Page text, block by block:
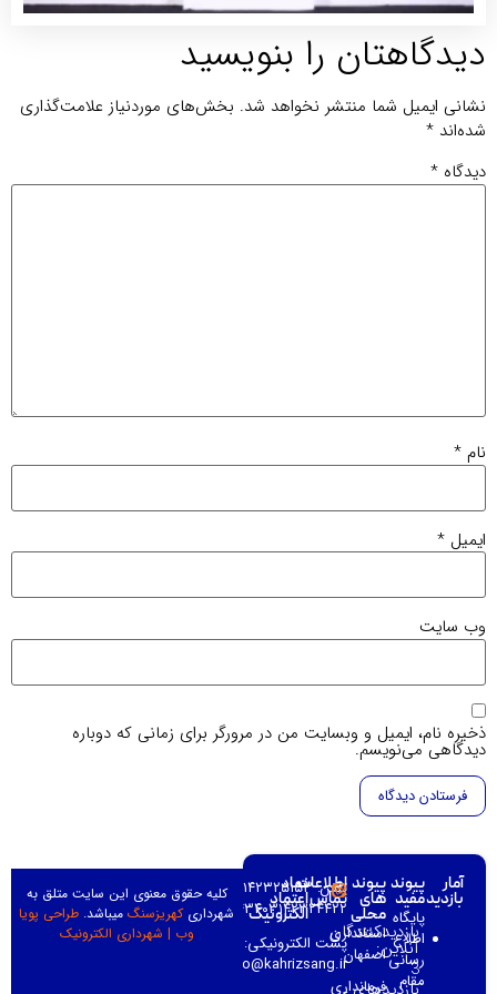
را بنویسید
ایمیل شما منتشر نخواهد شد. بخش‌های موردنیاز علامت‌گذاری
*
*
*
*
سایت
نام، ایمیل و وبسایت من در مرورگر برای زمانی که دوباره
می‌نویسم.
بازدید
بازدیدکنندگان
آنلاین:
پیوند
مفید
پایگاه
اطلاع
رسانی
مقام
پیوند
های
محلی
استانداری
اصفهان
فرمانداری
اطلاعات
تماس
تلفن: ۰۳۱۴۲۳۲۵۱۵۳–
۰۳۱۴۲۳۲۳۴۳۴۰۳۱۴۲۳۲۴۴۲۲–
پست الکترونیکی:
info@kahrizsang.ir
نماد
اعتماد
الکترونیک
کلیه حقوق معنوی این سایت متلق به
شهرداریکهریزسنگمیباشد.طراحی پویا
|شهرداری الکترونیک